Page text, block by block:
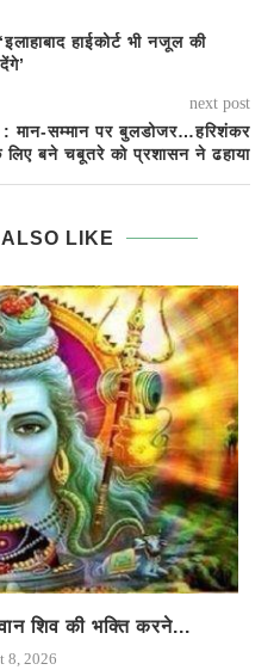
हाईकोर्ट भी नजूल की
next post
सम्मान पर बुलडोजर…हरिशंकर
के लिए बने चबूतरे को प्रशासन ने ढहाया
LIKE
शिव की भक्ति करने...
8, 2026